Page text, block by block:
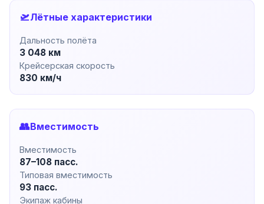
🛫Лётные характеристики
Дальность полёта
3 048 км
Крейсерская скорость
830 км/ч
👥Вместимость
Вместимость
87–108 пасс.
Типовая вместимость
93 пасс.
Экипаж кабины